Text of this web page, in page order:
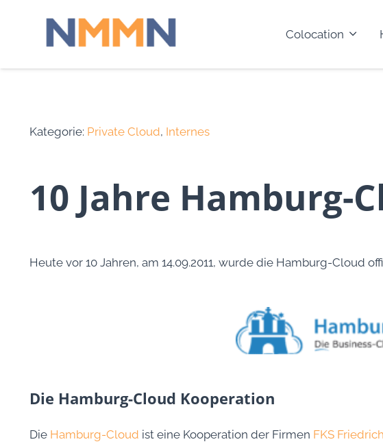
Colocation
Kategorie: Private Cloud, Internes
10 Jahre Hamburg-
Heute vor 10 Jahren, am 14.09.2011, wurde die Hamburg-Cloud
Die Hamburg-Cloud Kooperation
Die Hamburg-Cloud ist eine Kooperation der Firmen FKS